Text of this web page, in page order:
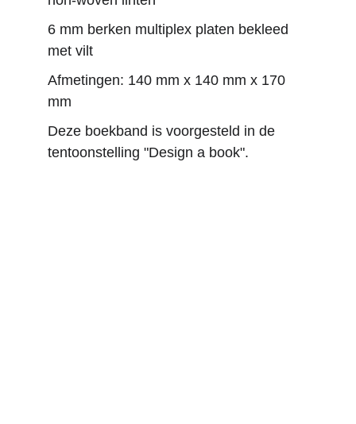
6 mm berken multiplex platen bekleed
met vilt
Afmetingen: 140 mm x 140 mm x 170
mm
Deze boekband is voorgesteld in de
tentoonstelling "Design a book".